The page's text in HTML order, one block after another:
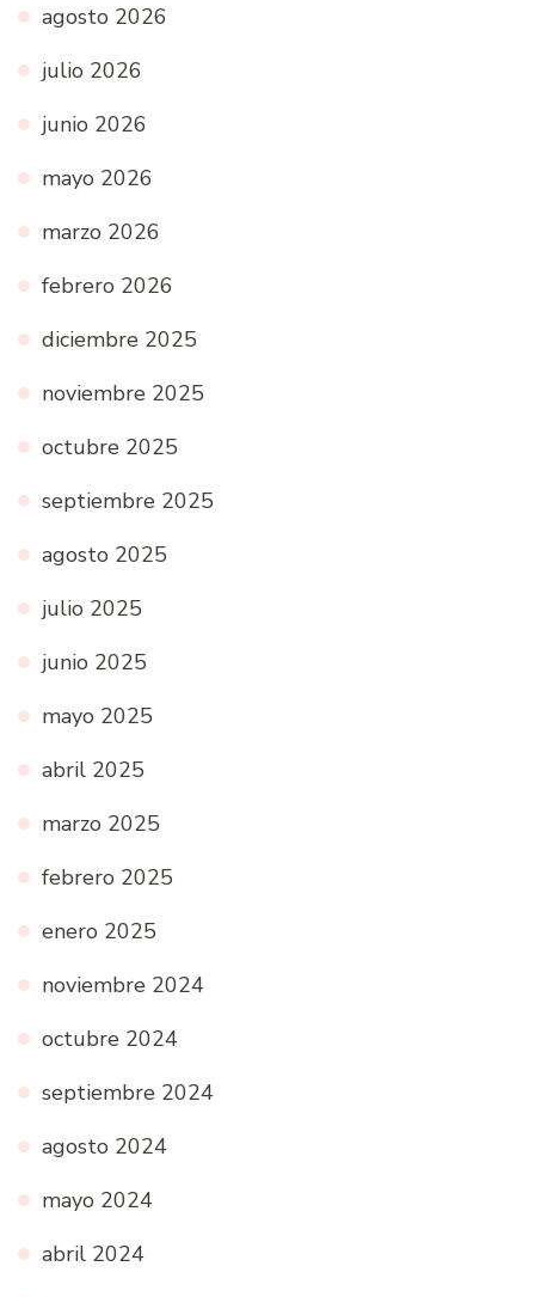
agosto 2026
julio 2026
junio 2026
mayo 2026
marzo 2026
febrero 2026
diciembre 2025
noviembre 2025
octubre 2025
septiembre 2025
agosto 2025
julio 2025
junio 2025
mayo 2025
abril 2025
marzo 2025
febrero 2025
enero 2025
noviembre 2024
octubre 2024
septiembre 2024
agosto 2024
mayo 2024
abril 2024